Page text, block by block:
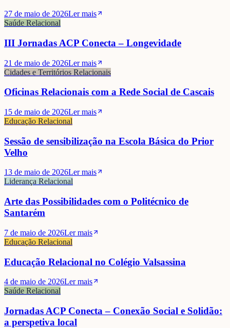
27 de maio de 2026Ler mais
Saúde Relacional
III Jornadas ACP Conecta – Longevidade
21 de maio de 2026Ler mais
Cidades e Territórios Relacionais
Oficinas Relacionais com a Rede Social de Cascais
15 de maio de 2026Ler mais
Educação Relacional
Sessão de sensibilização na Escola Básica do Prior
Velho
13 de maio de 2026Ler mais
Liderança Relacional
Arte das Possibilidades com o Politécnico de
Santarém
7 de maio de 2026Ler mais
Educação Relacional
Educação Relacional no Colégio Valsassina
4 de maio de 2026Ler mais
Saúde Relacional
Jornadas ACP Conecta – Conexão Social e Solidão:
a perspetiva local